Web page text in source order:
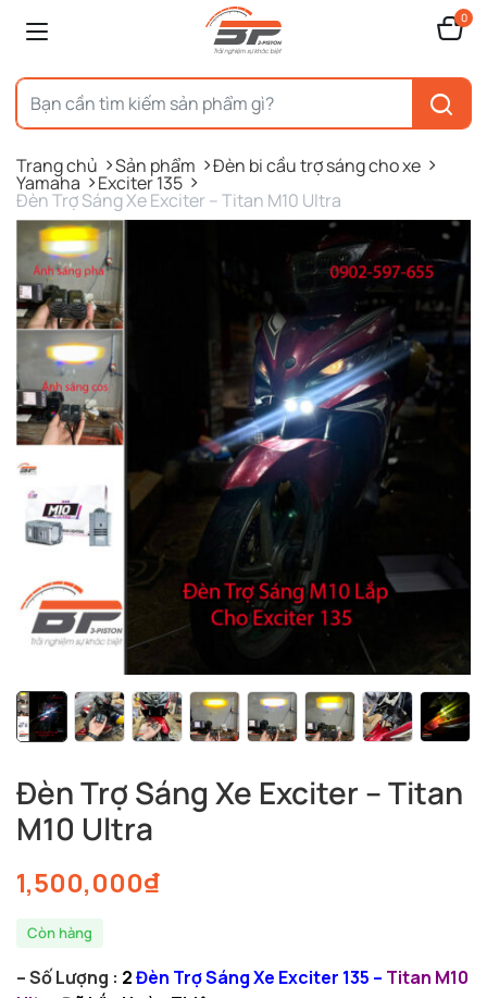
0
Trang chủ Sản phẩm Đèn bi cầu trợ sáng cho xe
Yamaha Exciter 135
Đèn Trợ Sáng Xe Exciter – Titan M10 Ultra
Đèn Trợ Sáng Xe Exciter – Titan
M10 Ultra
1,500,000₫
Còn hàng
– Số Lượng : 2Đèn Trợ Sáng Xe Exciter 135 – Titan M10